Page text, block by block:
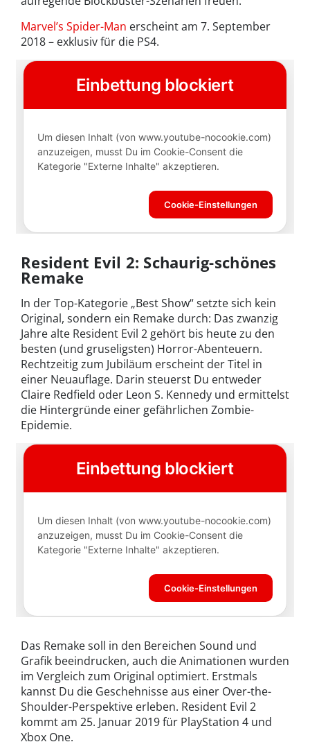
Marvel’s Spider-Man erscheint am 7. September
2018 – exklusiv für die PS4.
Resident Evil 2: Schaurig-schönes
Remake
In der Top-Kategorie „Best Show“ setzte sich kein
Original, sondern ein Remake durch: Das zwanzig
Jahre alte Resident Evil 2 gehört bis heute zu den
besten (und gruseligsten) Horror-Abenteuern.
Rechtzeitig zum Jubiläum erscheint der Titel in
einer Neuauflage. Darin steuerst Du entweder
Claire Redfield oder Leon S. Kennedy und ermittelst
die Hintergründe einer gefährlichen Zombie-
Epidemie.
Das Remake soll in den Bereichen Sound und
Grafik beeindrucken, auch die Animationen wurden
im Vergleich zum Original optimiert. Erstmals
kannst Du die Geschehnisse aus einer Over-the-
Shoulder-Perspektive erleben. Resident Evil 2
kommt am 25. Januar 2019 für PlayStation 4 und
Xbox One.